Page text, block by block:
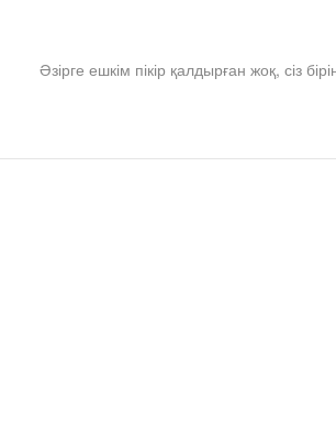
Әзірге ешкім пікір қалдырған жоқ, сіз